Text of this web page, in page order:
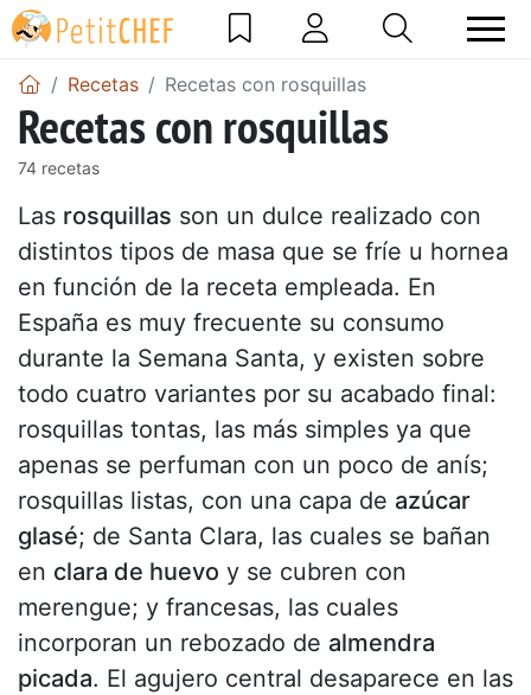
Recetas Recetas con rosquillas
Recetas con rosquillas
74 recetas
Las rosquillas son un dulce realizado con
distintos tipos de masa que se fríe u hornea
en función de la receta empleada. En
España es muy frecuente su consumo
durante la Semana Santa, y existen sobre
todo cuatro variantes por su acabado final:
rosquillas tontas, las más simples ya que
apenas se perfuman con un poco de anís;
rosquillas listas, con una capa de azúcar
glasé; de Santa Clara, las cuales se bañan
en clara de huevo y se cubren con
merengue; y francesas, las cuales
incorporan un rebozado de almendra
picada. El agujero central desaparece en las